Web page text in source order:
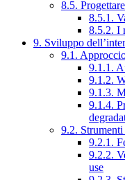
8.5.
8.5.1.
8.5.2. I
9. Sviluppo
9.1.
9.1.1.
9.1.2.
9.1.3.
9.1.4.
9.2.
9.2.1.
9.2.2.
use